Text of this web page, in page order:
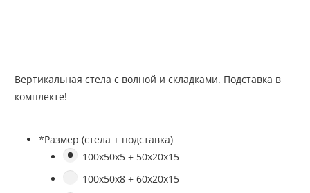
Вертикальная стела с волной и складками. Подставка в
комплекте!
*Размер (стела + подставка)
100х50х5 + 50х20х15
100х50х8 + 60х20х15